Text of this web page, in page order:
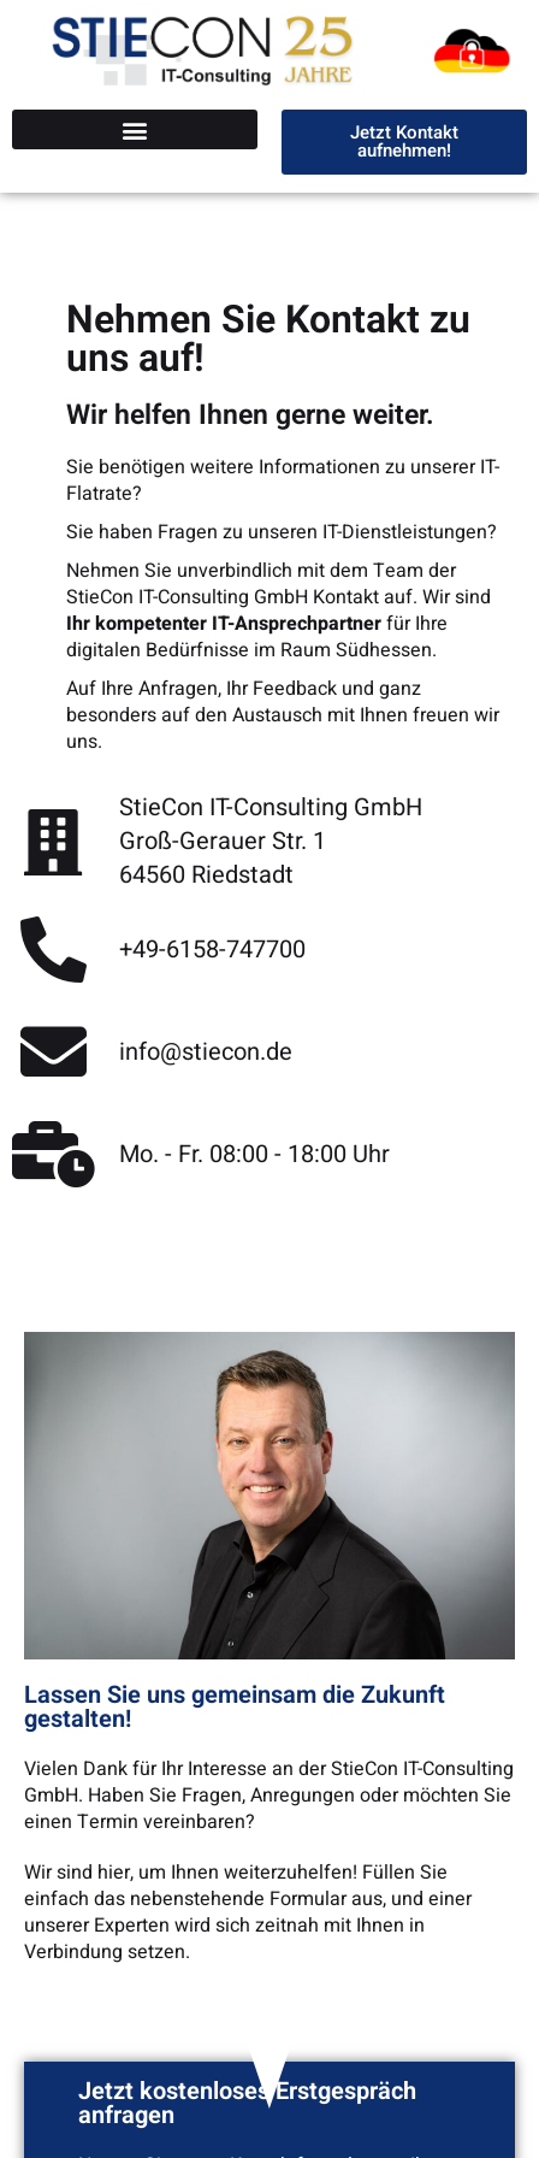
Jetzt Kontakt
aufnehmen!
Nehmen Sie Kontakt zu
uns auf!
Wir helfen Ihnen gerne weiter.
Sie benötigen weitere Informationen zu unserer IT-
Flatrate?
Sie haben Fragen zu unseren IT-Dienstleistungen?
Nehmen Sie unverbindlich mit dem Team der
StieCon IT-Consulting GmbH Kontakt auf. Wir sind
Ihr kompetenter IT-Ansprechpartnerfür Ihre
digitalen Bedürfnisse im Raum Südhessen.
Auf Ihre Anfragen, Ihr Feedback und ganz
besonders auf den Austausch mit Ihnen freuen wir
uns.
StieCon IT-Consulting GmbH
Groß-Gerauer Str. 1
64560 Riedstadt
+49-6158-747700
info@stiecon.de
Mo. - Fr. 08:00 - 18:00 Uhr
Jetzt kostenloses Erstgespräch
anfragen
Lassen Sie uns gemeinsam die Zukunft
gestalten!
Vielen Dank für Ihr Interesse an der StieCon IT-Consulting
GmbH. Haben Sie Fragen, Anregungen oder möchten Sie
einen Termin vereinbaren?
Wir sind hier, um Ihnen weiterzuhelfen! Füllen Sie
einfach das nebenstehende Formular aus, und einer
unserer Experten wird sich zeitnah mit Ihnen in
Verbindung setzen.